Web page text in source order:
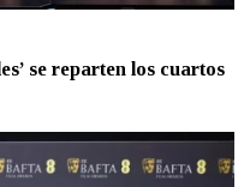
se reparten los cuartos